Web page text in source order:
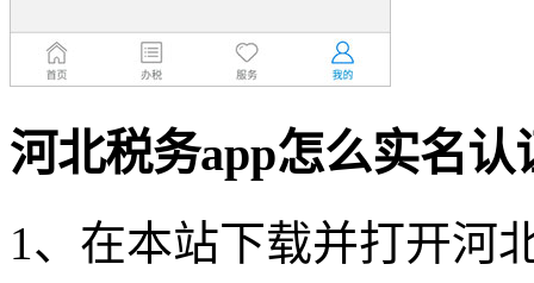
河北税务app怎么实名认
1、在本站下载并打开河